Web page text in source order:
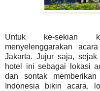
Untuk ke-sekian
menyelenggarakan
Jakarta. Jujur saja,
hotel ini sebagai lokasi
dan sontak
Indonesia bikin acara,